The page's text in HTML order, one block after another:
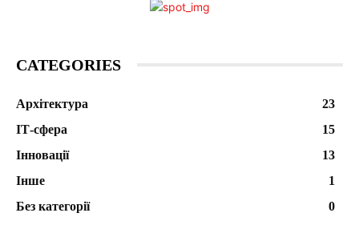
CATEGORIES
Архітектура
23
ІТ-сфера
15
Інновації
13
Інше
1
Без категорії
0